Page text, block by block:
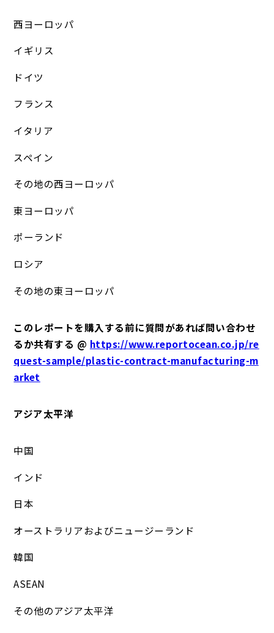
西ヨーロッパ
イギリス
ドイツ
フランス
イタリア
スペイン
その地の西ヨーロッパ
東ヨーロッパ
ポーランド
ロシア
その地の東ヨーロッパ
このレポートを購入する前に質問があれば問い合わせ
るか共有する @ https://www.reportocean.co.jp/re
quest-sample/plastic-contract-manufacturing-m
arket
アジア太平洋
中国
インド
日本
オーストラリアおよびニュージーランド
韓国
ASEAN
その他のアジア太平洋